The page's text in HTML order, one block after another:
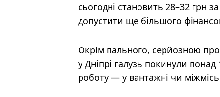
сьогодні становить 28–32 грн
допустити ще більшого
Окрім пального, серйозною
у Дніпрі галузь покинули
роботу — у вантажні чи